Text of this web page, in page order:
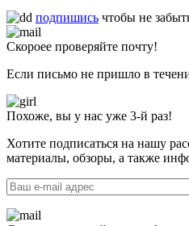
подпишись чтобы не
Скороее проверяйте почту!
Если письмо не пришло в
Похоже, вы у нас уже 3-й раз!
Хотите подписаться на нашу
материалы, обзоры, а также